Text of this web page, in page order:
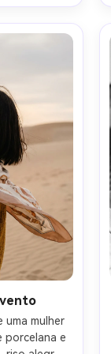
de neon,
neon e
II, 50mm
da
alta
vento
mulher
porcelana e